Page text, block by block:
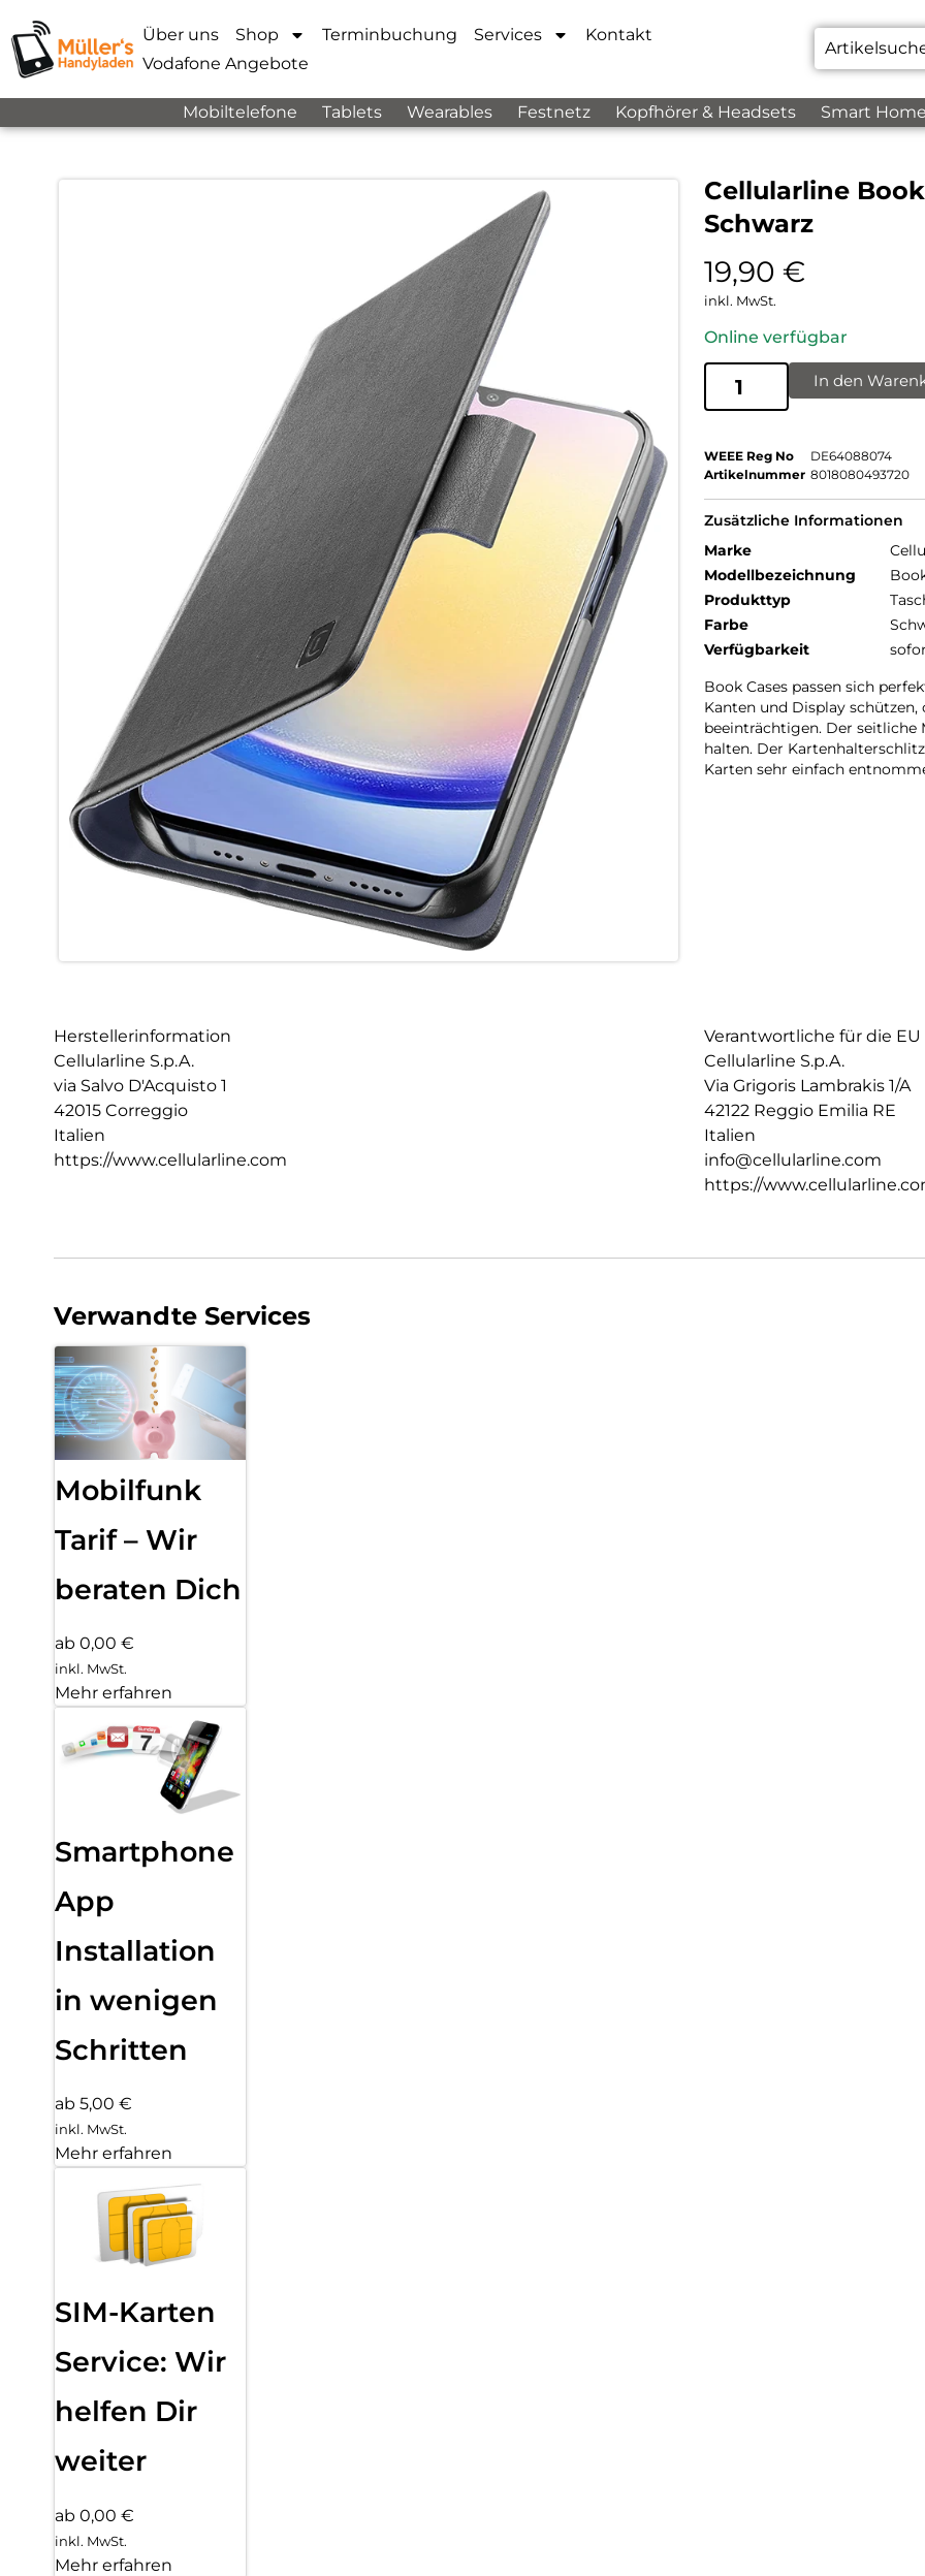
Über uns Shop Terminbuchung Services
Kontakt
Vodafone Angebote
Mobiltelefone Tablets Wearables Festnetz Kopfhörer & Headsets Smart
Cellularline
Schwarz
19,90 €
inkl. MwSt.
Online verfügbar
In den
WEEE Reg No
DE64088074
Artikelnummer 8018080493720
Zusätzliche Informationen
Marke
Modellbezeichnung
Produkttyp
Farbe
Verfügbarkeit
Book Cases passen sich
Kanten und Display
beeinträchtigen. Der seitliche
halten. Der
Karten sehr einfach
Herstellerinformation
Cellularline S.p.A.
via Salvo D'Acquisto 1
42015 Correggio
Italien
https://www.cellularline.com
Verantwortliche für die EU
Cellularline S.p.A.
Via Grigoris Lambrakis 1/A
42122 Reggio Emilia RE
Italien
info@cellularline.com
https://
Verwandte Services
Mobilfunk
Tarif – Wir
beraten Dich
ab 0,00 €
inkl. MwSt.
Mehr erfahren
Smartphone
App
Installation
in wenigen
Schritten
ab 5,00 €
inkl. MwSt.
Mehr erfahren
SIM-Karten
Service: Wir
helfen Dir
weiter
ab 0,00 €
inkl. MwSt.
Mehr erfahren